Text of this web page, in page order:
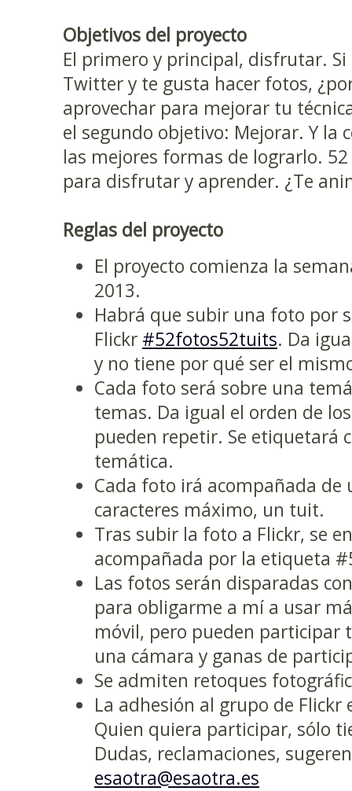
Objetivos del proyecto
El primero y principal, disfrutar.
Twitter y te gusta hacer fotos,
aprovechar para mejorar tu
el segundo objetivo: Mejorar. Y la
las mejores formas de lograrlo.
para disfrutar y aprender. ¿Te
Reglas del proyecto
El proyecto comienza la
2013.
Habrá que subir una foto por
Flickr #52fotos52tuits. Da
y no tiene por qué ser el
Cada foto será sobre una
temas. Da igual el orden de
pueden repetir. Se etiquetará
temática.
Cada foto irá acompañada de
caracteres máximo, un tuit.
Tras subir la foto a Flickr, se
acompañada por la etiqueta
Las fotos serán disparadas
para obligarme a mí a usar
móvil, pero pueden participar
una cámara y ganas de
Se admiten retoques
La adhesión al grupo de Flickr
Quien quiera participar, sólo
Dudas, reclamaciones,
esaotra@esaotra.es